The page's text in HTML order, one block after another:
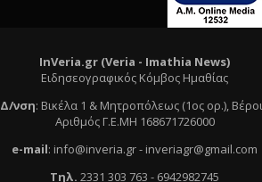
InVeria.gr (Veria - Ιmathia News)
Ειδησεογραφικός Κόμβος Ημαθίας
Δ/νση: Βικέλα 1 & Μητροπόλεως (1ος ορ.),
Αριθμός Γ.Ε.ΜΗ 168671726000
e-mail: info@inveria.gr- inveriagr@gmail.com
Τηλ. 2331 303 763 - 6942982745